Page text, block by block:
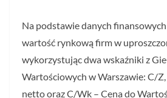
Na podstawie danych
wartość rynkową firm w
wykorzystując dwa wskaźniki z
Wartościowych w Warszawie: C/
netto oraz C/Wk – Cena do